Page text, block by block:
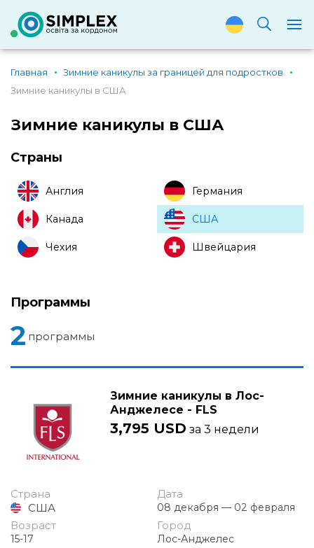
Главная
Зимние каникулы за границей для подростков
Зимние каникулы в США
Зимние каникулы в США
Страны
Англия Германия
Канада США
Чехия Швейцария
Программы
2 программы
Зимние каникулы в Лос-
Анджелесе - FLS
3,795 USD за 3 недели
Страна
США
Дата
08 декабря — 02 февраля
Возраст
15-17
Город
Лос-Анджелес